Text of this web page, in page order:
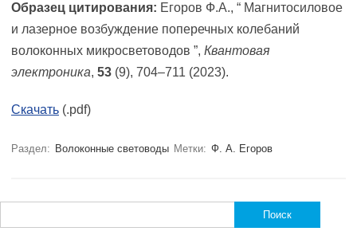
Образец цитирования: Егоров Ф.А., “ Магнитосиловое
и лазерное возбуждение поперечных колебаний
волоконных микросветоводов ”, Квантовая
электроника, 53 (9), 704–711 (2023).
Скачать (.pdf)
Раздел: Волоконные световоды Метки: Ф. А. Егоров